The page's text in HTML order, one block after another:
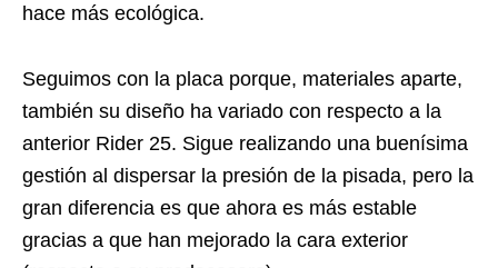
hace más ecológica.
Seguimos con la placa porque, materiales aparte,
también su diseño ha variado con respecto a la
anterior Rider 25. Sigue realizando una buenísima
gestión al dispersar la presión de la pisada, pero la
gran diferencia es que ahora es más estable
gracias a que han mejorado la cara exterior